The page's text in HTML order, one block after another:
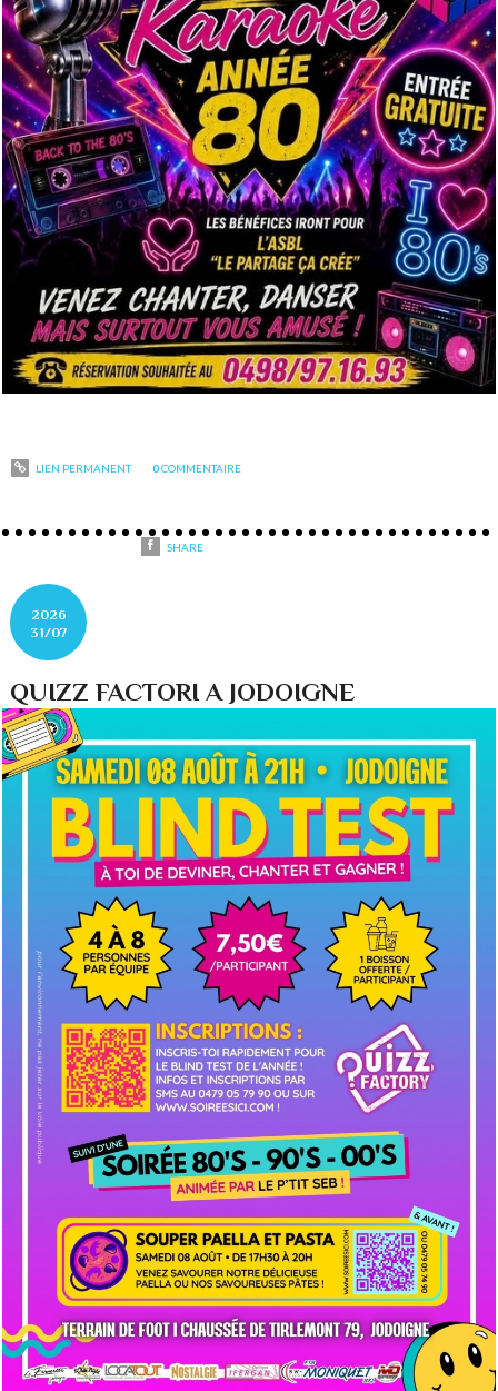
LIEN PERMANENT 0COMMENTAIRE
SHARE
2026
31/07
QUIZZ FACTORI A JODOIGNE